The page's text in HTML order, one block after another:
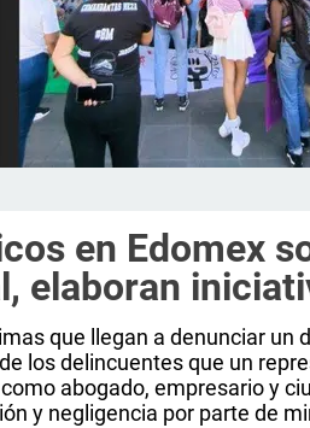
en Edomex
elaboran
que llegan a denunciar un
los delincuentes que un
abogado, empresario y
y negligencia por parte de